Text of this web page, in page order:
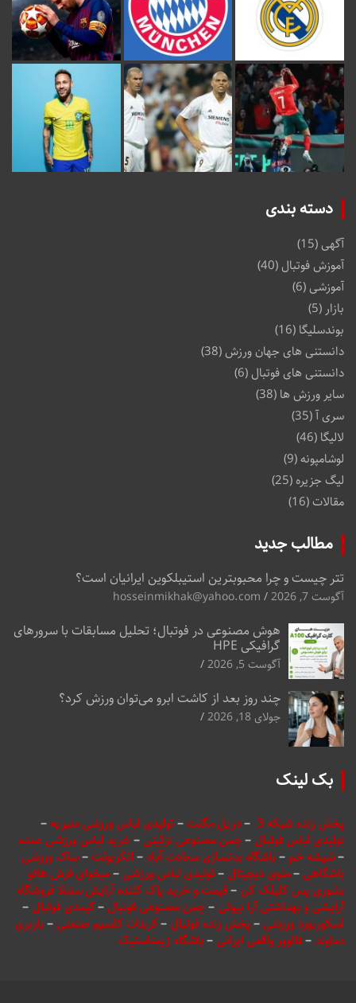
دسته بندی
آگهی(15)
آموزش فوتبال (40)
آموزشی(6)
بازار (5)
بوندسلیگا (16)
دانستنی های جهان ورزش(38)
دانستنی های فوتبال (6)
سایر ورزش ها (38)
سری آ(35)
لالیگا (46)
لوشامپونه(9)
لیگ جزیره (25)
مقالات(16)
مطالب جدید
تتر چیست و چرا محبوبترین استیبلکوین ایرانیان است؟
آگوست 7, 2026 hosseinmikhak@yahoo.com
هوش مصنوعی در فوتبال؛ تحلیل مسابقات با سرورهای
گرافیکی HPE
آگوست 5, 2026
چند روز بعد از کاشت ابرو می‌توان ورزش کرد؟
جولای 18, 2026
بک لینک
پخش زنده شبکه 3 –دریل مگنت–تولیدی لباس ورزشی منیریه–
تولیدی لباس فوتبال –چمن مصنوعی تزئینی –خرید لباس ورزشی عمده
–شیشه خم–باشگاه بدنسازی سعادت آباد – انکربولت–ساک ورزشی
باشگاهی –منوی دیجیتال –تولیدی لباس ورزشی –میخوای فرش هاتو
بشوری پس کلیلک کن –قیمت و خرید پاک کننده آرایش سنتلا فروشگاه
آرایشی و بهداشتی آرا بیوتی –چمن مصنوعی فوتبال –کیمدی فوتبال –
اسکوربورد ورزشی –پخش زنده فوتبال –کربنات کلسیم صنعتی –باربری
دماوند–فالوور واقعی ایرانی –باشگاه ژیمناستیک